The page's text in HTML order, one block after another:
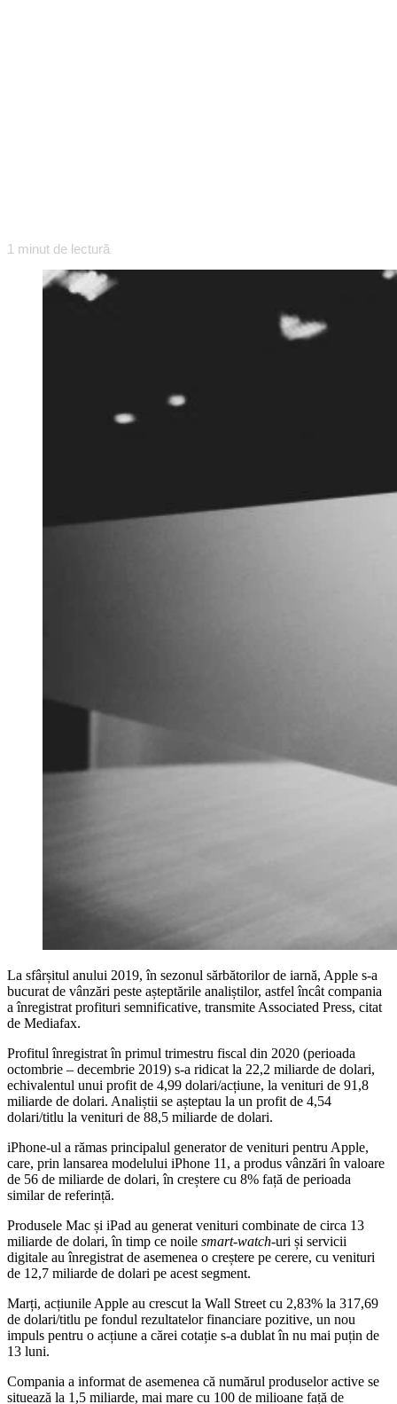
1 minut de lectură
La sfârșitul anului 2019, în sezonul sărbătorilor de iarnă, Apple s-a
bucurat de vânzări peste așteptările analiștilor, astfel încât compania
a înregistrat profituri semnificative, transmite Associated Press, citat
de Mediafax.
Profitul înregistrat în primul trimestru fiscal din 2020 (perioada
octombrie – decembrie 2019) s-a ridicat la 22,2 miliarde de dolari,
echivalentul unui profit de 4,99 dolari/acțiune, la venituri de 91,8
miliarde de dolari. Analiștii se așteptau la un profit de 4,54
dolari/titlu la venituri de 88,5 miliarde de dolari.
iPhone-ul a rămas principalul generator de venituri pentru Apple,
care, prin lansarea modelului iPhone 11, a produs vânzări în valoare
de 56 de miliarde de dolari, în creștere cu 8% față de perioada
similar de referință.
Produsele Mac și iPad au generat venituri combinate de circa 13
miliarde de dolari, în timp ce noile smart-watch-uri și servicii
digitale au înregistrat de asemenea o creștere pe cerere, cu venituri
de 12,7 miliarde de dolari pe acest segment.
Marți, acțiunile Apple au crescut la Wall Street cu 2,83% la 317,69
de dolari/titlu pe fondul rezultatelor financiare pozitive, un nou
impuls pentru o acțiune a cărei cotație s-a dublat în nu mai puțin de
13 luni.
Compania a informat de asemenea că numărul produselor active se
situează la 1,5 miliarde, mai mare cu 100 de milioane față de